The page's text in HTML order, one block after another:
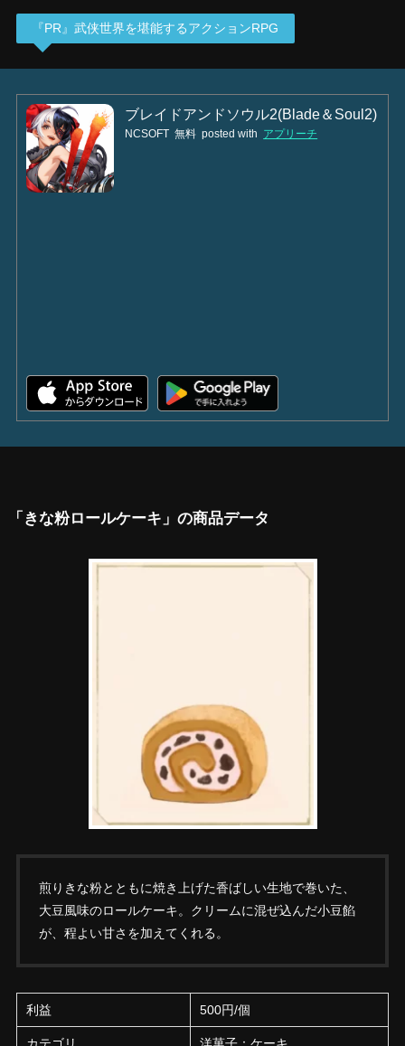
『PR』武侠世界を堪能するアクションRPG
ブレイドアンドソウル2(Blade＆Soul2)
NCSOFT 無料 posted with アプリーチ
「きな粉ロールケーキ」の商品データ
煎りきな粉とともに焼き上げた香ばしい生地で巻いた、
大豆風味のロールケーキ。クリームに混ぜ込んだ小豆餡
が、程よい甘さを加えてくれる。
利益 500円/個
カテゴリ 洋菓子：ケーキ